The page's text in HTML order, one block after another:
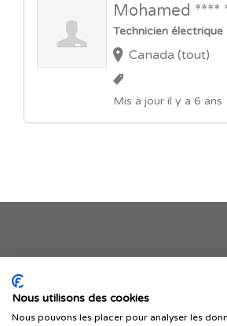
Mohamed ****
Technicien électrique
Canada (tout)
Mis à jour il y a 6 ans
Je publie mon
Nous utilisons des cookies
Nous pouvons les placer pour analyser les